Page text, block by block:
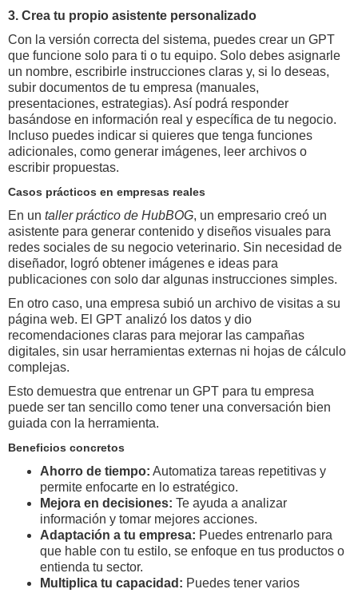
3. Crea tu propio asistente personalizado
Con la versión correcta del sistema, puedes crear un GPT
que funcione solo para ti o tu equipo. Solo debes asignarle
un nombre, escribirle instrucciones claras y, si lo deseas,
subir documentos de tu empresa (manuales,
presentaciones, estrategias). Así podrá responder
basándose en información real y específica de tu negocio.
Incluso puedes indicar si quieres que tenga funciones
adicionales, como generar imágenes, leer archivos o
escribir propuestas.
Casos prácticos en empresas reales
En un taller práctico de HubBOG, un empresario creó un
asistente para generar contenido y diseños visuales para
redes sociales de su negocio veterinario. Sin necesidad de
diseñador, logró obtener imágenes e ideas para
publicaciones con solo dar algunas instrucciones simples.
En otro caso, una empresa subió un archivo de visitas a su
página web. El GPT analizó los datos y dio
recomendaciones claras para mejorar las campañas
digitales, sin usar herramientas externas ni hojas de cálculo
complejas.
Esto demuestra que entrenar un GPT para tu empresa
puede ser tan sencillo como tener una conversación bien
guiada con la herramienta.
Beneficios concretos
Ahorro de tiempo: Automatiza tareas repetitivas y
permite enfocarte en lo estratégico.
Mejora en decisiones: Te ayuda a analizar
información y tomar mejores acciones.
Adaptación a tu empresa: Puedes entrenarlo para
que hable con tu estilo, se enfoque en tus productos o
entienda tu sector.
Multiplica tu capacidad: Puedes tener varios